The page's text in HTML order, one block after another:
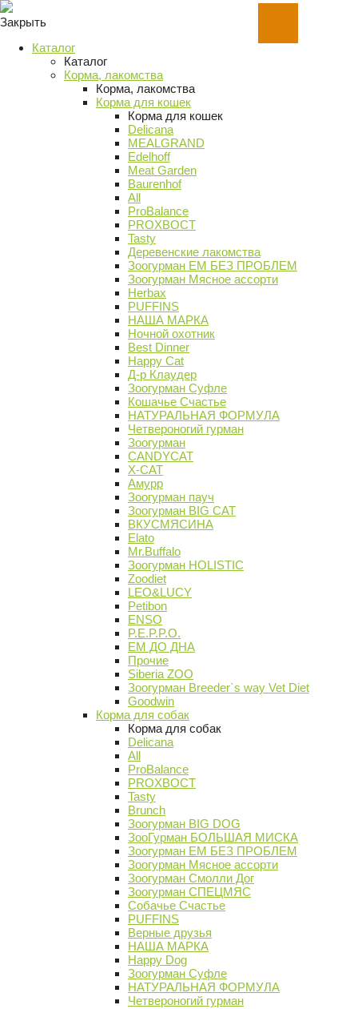
Закрыть
Каталог
Каталог
Корма, лакомства
Корма, лакомства
Корма для кошек
Корма для кошек
Delicana
MEALGRAND
Edelhoff
Meat Garden
Baurenhof
All
ProBalance
PROХВОСТ
Tasty
Деревенские лакомства
Зоогурман ЕМ БЕЗ ПРОБЛЕМ
Зоогурман Мясное ассорти
Herbax
PUFFINS
НАША МАРКА
Ночной охотник
Best Dinner
Happy Cat
Д-р Клаудер
Зоогурман Суфле
Кошачье Счастье
НАТУРАЛЬНАЯ ФОРМУЛА
Четвероногий гурман
Зоогурман
CANDYCAT
X-CAT
Амурр
Зоогурман пауч
Зоогурман BIG CAT
ВКУСМЯСИНА
Elato
Mr.Buffalo
Зоогурман HOLISTIC
Zoodiet
LEO&LUCY
Petibon
ENSO
P.E.P.P.O.
ЕМ ДО ДНА
Прочие
Siberia ZOO
Зоогурман Breeder`s way Vet Diet
Goodwin
Корма для собак
Корма для собак
Delicana
All
ProBalance
PROХВОСТ
Tasty
Brunch
Зоогурман BIG DOG
ЗооГурман БОЛЬШАЯ МИСКА
Зоогурман ЕМ БЕЗ ПРОБЛЕМ
Зоогурман Мясное ассорти
Зоогурман Смолли Дог
Зоогурман СПЕЦМЯС
Собачье Счастье
PUFFINS
Верные друзья
НАША МАРКА
Happy Dog
Зоогурман Суфле
НАТУРАЛЬНАЯ ФОРМУЛА
Четвероногий гурман